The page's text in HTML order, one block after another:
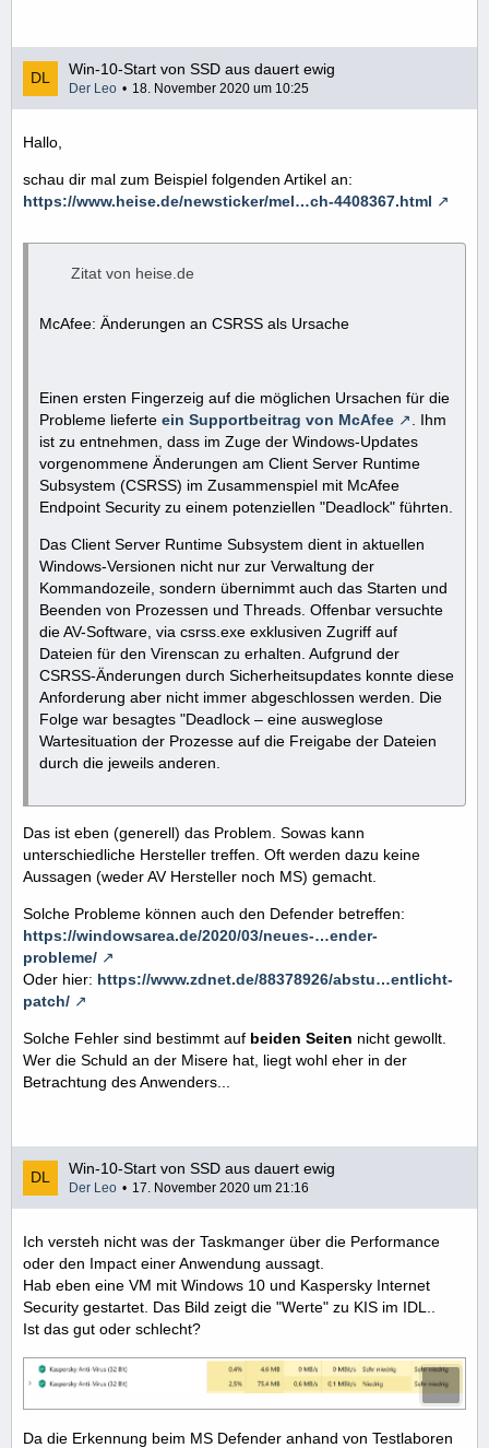
Win-10-Start von SSD aus dauert ewig
Der Leo 18. November 2020 um 10:25
Hallo,
schau dir mal zum Beispiel folgenden Artikel an:
https://www.heise.de/newsticker/mel…ch-4408367.html
Zitat von heise.de
McAfee: Änderungen an CSRSS als Ursache
Einen ersten Fingerzeig auf die möglichen Ursachen für die
Probleme lieferte ein Supportbeitrag von McAfee
. Ihm
ist zu entnehmen, dass im Zuge der Windows-Updates
vorgenommene Änderungen am Client Server Runtime
Subsystem (CSRSS) im Zusammenspiel mit McAfee
Endpoint Security zu einem potenziellen "Deadlock" führten.
Das Client Server Runtime Subsystem dient in aktuellen
Windows-Versionen nicht nur zur Verwaltung der
Kommandozeile, sondern übernimmt auch das Starten und
Beenden von Prozessen und Threads. Offenbar versuchte
die AV-Software, via csrss.exe exklusiven Zugriff auf
Dateien für den Virenscan zu erhalten. Aufgrund der
CSRSS-Änderungen durch Sicherheitsupdates konnte diese
Anforderung aber nicht immer abgeschlossen werden. Die
Folge war besagtes "Deadlock – eine ausweglose
Wartesituation der Prozesse auf die Freigabe der Dateien
durch die jeweils anderen.
Das ist eben (generell) das Problem. Sowas kann
unterschiedliche Hersteller treffen. Oft werden dazu keine
Aussagen (weder AV Hersteller noch MS) gemacht.
Solche Probleme können auch den Defender betreffen:
https://windowsarea.de/2020/03/neues-…ender-
probleme/
Oder hier: https://www.zdnet.de/88378926/abstu…entlicht-
patch/
Solche Fehler sind bestimmt auf beiden Seiten nicht gewollt.
Wer die Schuld an der Misere hat, liegt wohl eher in der
Betrachtung des Anwenders...
Win-10-Start von SSD aus dauert ewig
Der Leo 17. November 2020 um 21:16
Ich versteh nicht was der Taskmanger über die Performance
oder den Impact einer Anwendung aussagt.
Hab eben eine VM mit Windows 10 und Kaspersky Internet
Security gestartet. Das Bild zeigt die "Werte" zu KIS im IDL..
Ist das gut oder schlecht?
Da die Erkennung beim MS Defender anhand von Testlaboren